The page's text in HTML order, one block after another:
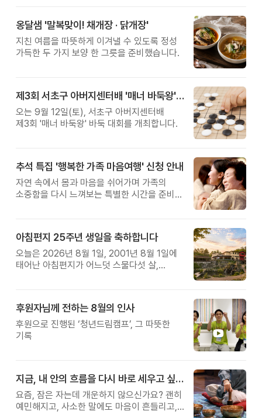
옹달샘 '말복맞이! 채개장 · 닭개장'
지친 여름을 따뜻하게 이겨낼 수 있도록 정성
가득한 두 가지 보양 한 그릇을 준비했습니다.
제3회 서초구 아버지센터배 '매너 바둑왕' 대회
오는 9월 12일(토), 서초구 아버지센터배
제3회 '매너 바둑왕' 바둑 대회를 개최합니다.
추석 특집 '행복한 가족 마음여행' 신청 안내
자연 속에서 몸과 마음을 쉬어가며 가족의
소중함을 다시 느껴보는 특별한 시간을 준비해
아침편지 25주년 생일을 축하합니다
오늘은 2026년 8월 1일, 2001년 8월 1일에
태어난 아침편지가 어느덧 스물다섯 살,
후원자님께 전하는 8월의 인사
후원으로 진행된 ‘청년드림캠프’, 그 따뜻한
기록
지금, 내 안의 흐름을 다시 바로 세우고 싶다면
요즘, 잠은 자는데 개운하지 않으신가요? 괜히
예민해지고, 사소한 말에도 마음이 흔들리고,